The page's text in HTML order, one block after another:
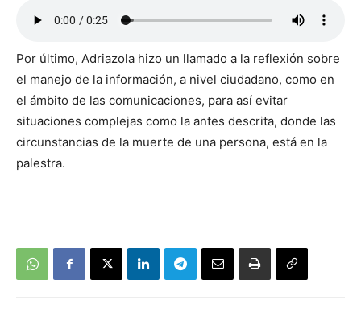
Por último, Adriazola hizo un llamado a la reflexión sobre
el manejo de la información, a nivel ciudadano, como en
el ámbito de las comunicaciones, para así evitar
situaciones complejas como la antes descrita, donde las
circunstancias de la muerte de una persona, está en la
palestra.